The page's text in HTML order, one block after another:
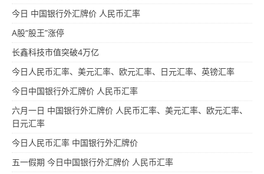
今日 中国银行外汇牌价 人民币汇率
A股“股王”涨停
长鑫科技市值突破4万亿
今日人民币汇率、美元汇率、欧元汇率、日元汇率、英镑汇率
今日中国银行外汇牌价 人民币汇率
六月一日 中国银行外汇牌价 人民币汇率、美元汇率、欧元汇率、
日元汇率
今日人民币汇率 中国银行外汇牌价
五一假期 今日中国银行外汇牌价 人民币汇率